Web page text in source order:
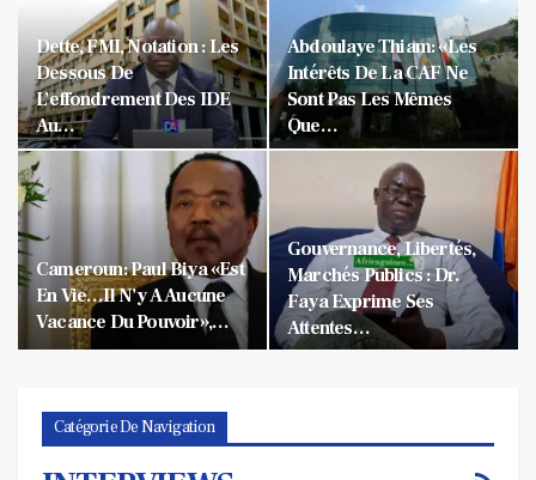
Dette, FMI, Notation : Les
Dessous De
L’effondrement Des IDE
Au…
Abdoulaye Thiam: «Les
Intérêts De La CAF Ne
Sont Pas Les Mêmes
Que…
Cameroun: Paul Biya «est
En Vie…Il N’y A Aucune
Vacance Du Pouvoir»,…
Gouvernance, Libertés,
Marchés Publics : Dr.
Faya Exprime Ses
Attentes…
Catégorie De Navigation